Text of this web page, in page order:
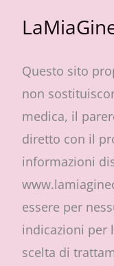
Questo sito
non
medica, il
diretto con il
informazioni
essere per
indicazioni per
scelta di